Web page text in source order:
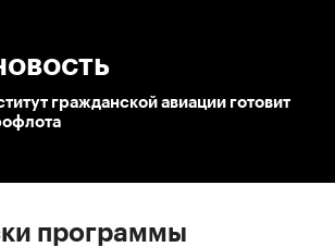
гражданской авиации готовит
программы